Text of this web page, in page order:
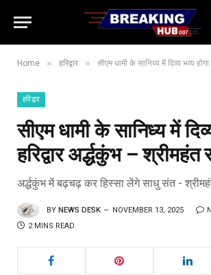
Home » हरिद्वार » सीएम धामी के सानिध्य में दिव्य भव्य होगा
हरिद्वार
सीएम धामी के सानिध्य में
हरिद्वार अर्द्धकुंभ – श्रीमहंत
अर्द्धकुंभ में बढ़चढ़ कर हिस्सा लेंगे साधु संत - श्रीमहंत
BY NEWS DESK NOVEMBER 13, 2025
2 MINS READ